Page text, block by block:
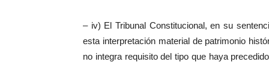
– iv) El Tribunal Constitucional, en su
esta interpretación material de patrimonio
no integra requisito del tipo que haya